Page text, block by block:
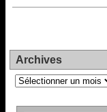
Archives
Archives